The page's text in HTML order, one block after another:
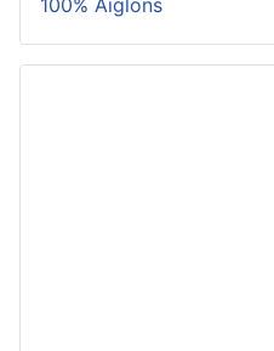
100% Aiglons